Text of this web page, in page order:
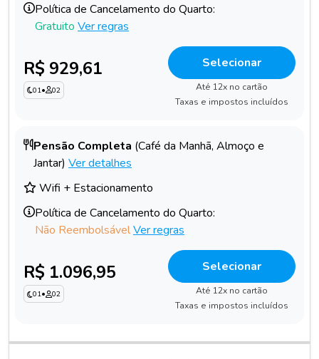
Política de Cancelamento do Quarto:
Gratuito Ver regras
R$ 929,61
01• 02
Selecionar
Até 12x no cartão
Taxas e impostos incluídos
Pensão Completa (Café da Manhã, Almoço e
Jantar) Ver detalhes
Wifi + Estacionamento
Política de Cancelamento do Quarto:
Não ReembolsávelVer regras
R$ 1.096,95
01• 02
Selecionar
Até 12x no cartão
Taxas e impostos incluídos